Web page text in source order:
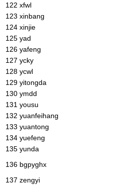
122 xfwl
123 xinbang
124 xinjie
125 yad
126 yafeng
127 ycky
128 ycwl
129 yitongda
130 ymdd
131 yousu
132 yuanfeihang
133 yuantong
134 yuefeng
135 yunda
136 bgpyghx
137 zengyi